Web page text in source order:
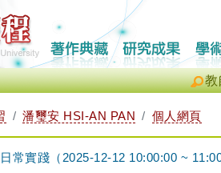
教
潘璽安 HSI-AN PAN 個人網頁
常實踐（2025-12-12 10:00:00 ~